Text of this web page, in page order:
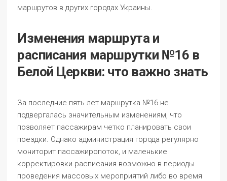
маршрутов в других городах Украины.
Изменения маршрута и
расписания маршрутки №16 в
Белой Церкви: что важно знать
За последние пять лет маршрутка №16 не
подвергалась значительным изменениям, что
позволяет пассажирам четко планировать свои
поездки. Однако администрация города регулярно
мониторит пассажиропоток, и маленькие
корректировки расписания возможно в периоды
проведения массовых мероприятий либо во время